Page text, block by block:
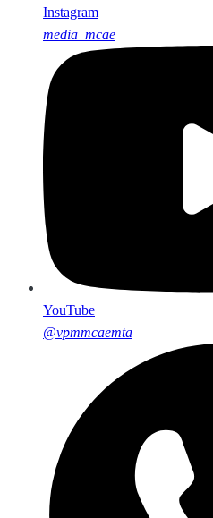
Instagram
media_mcae
YouTube
@vpmmcaemta